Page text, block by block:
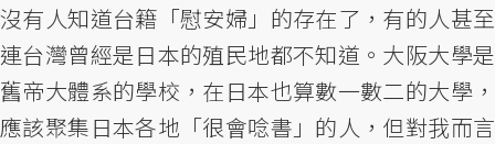
沒有人知道台籍「慰安婦」的存在了，有的人甚至
連台灣曾經是日本的殖民地都不知道。大阪大學是
舊帝大體系的學校，在日本也算數一數二的大學，
應該聚集日本各地「很會唸書」的人，但對我而言